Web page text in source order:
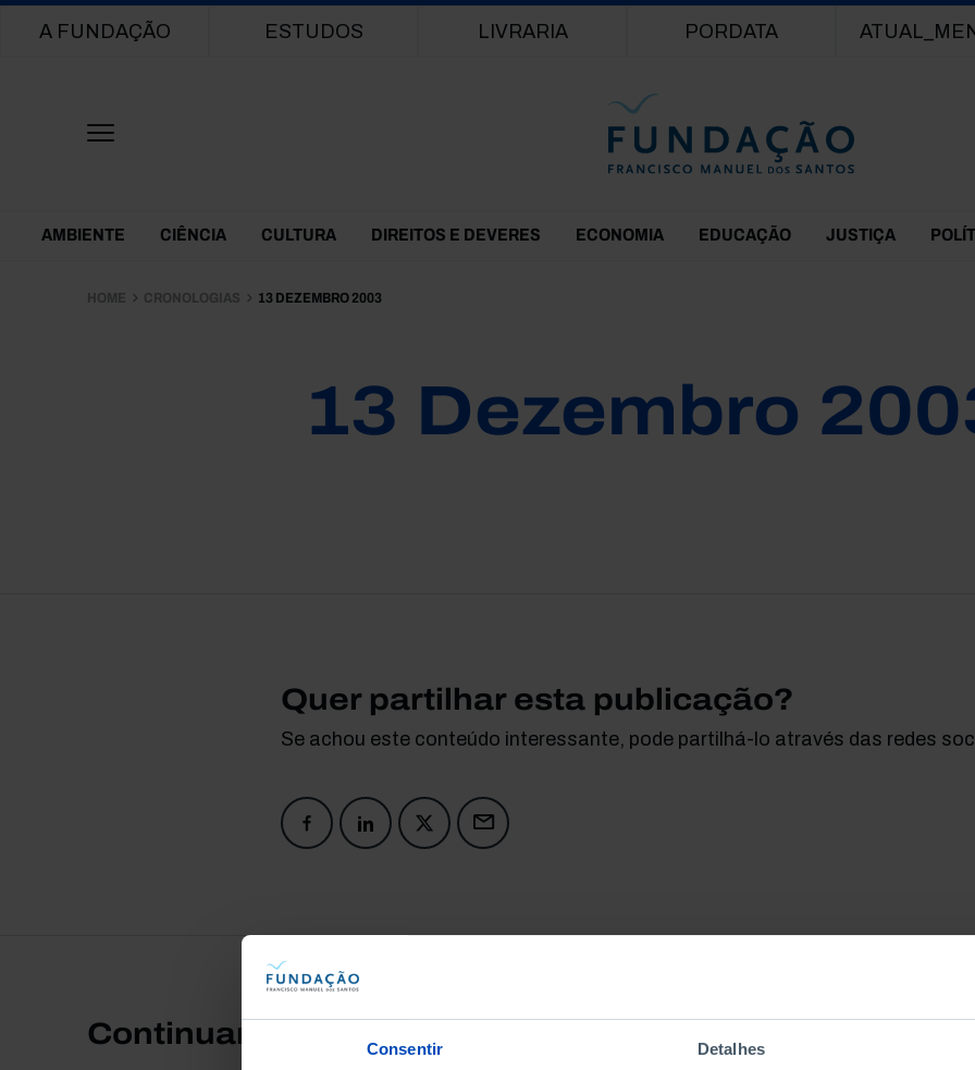
Consentir Detalhes
Main navigation
A FUNDAÇÃO ESTUDOS LIVRARIA PORDATA
Themes Menu
AMBIENTE CIÊNCIA CULTURA DIREITOS E DEVERES ECONOMIA EDUCAÇÃO JUSTIÇA
HOME CRONOLOGIAS 13 DEZEMBRO 2003
13 Dezembro
Quer partilhar esta publicação?
Se achou este conteúdo interessante, pode partilhá-lo através das redes
Continuar a pesquisar